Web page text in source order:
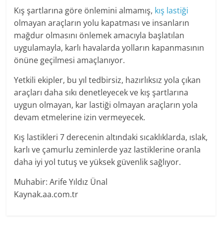
Kış şartlarına göre önlemini almamış, kış lastiği
olmayan araçların yolu kapatması ve insanların
mağdur olmasını önlemek amacıyla başlatılan
uygulamayla, karlı havalarda yolların kapanmasının
önüne geçilmesi amaçlanıyor.
Yetkili ekipler, bu yıl tedbirsiz, hazırlıksız yola çıkan
araçları daha sıkı denetleyecek ve kış şartlarına
uygun olmayan, kar lastiği olmayan araçların yola
devam etmelerine izin vermeyecek.
Kış lastikleri 7 derecenin altındaki sıcaklıklarda, ıslak,
karlı ve çamurlu zeminlerde yaz lastiklerine oranla
daha iyi yol tutuş ve yüksek güvenlik sağlıyor.
Muhabir: Arife Yıldız Ünal
Kaynak.aa.com.tr